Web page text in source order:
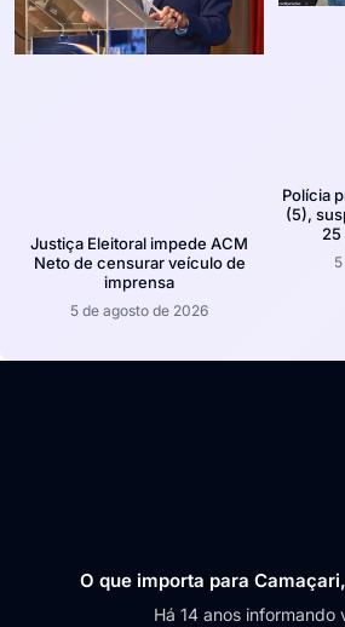
Justiça Eleitoral impede ACM
Neto de censurar veículo de
imprensa
5 de agosto de 2026
Polícia
(5),
25
O que importa para
Há 14 anos informando